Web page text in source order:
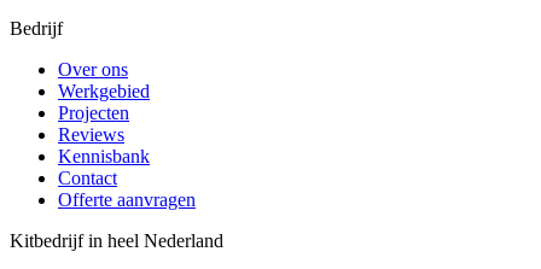
Bedrijf
Over ons
Werkgebied
Projecten
Reviews
Kennisbank
Contact
Offerte aanvragen
Kitbedrijf in heel Nederland